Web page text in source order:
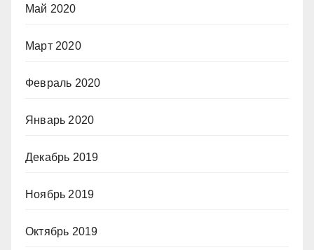
Май 2020
Март 2020
Февраль 2020
Январь 2020
Декабрь 2019
Ноябрь 2019
Октябрь 2019